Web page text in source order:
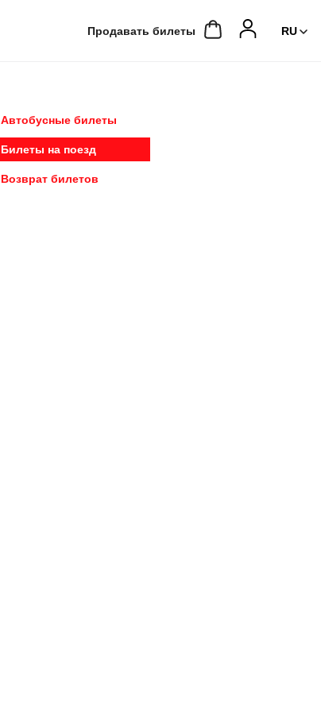
Продавать билеты
Автобусные билеты
Билеты на поезд
Возврат билетов